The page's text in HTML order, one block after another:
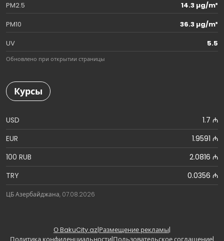
PM2.5
14.3 µg/m³
PM10
36.3 µg/m³
UV
5.5
Обновлено при открытии страницы
Курсы
USD
1.7 ₼
EUR
1.9591 ₼
100 RUB
2.0816 ₼
TRY
0.0356 ₼
ЦБ Азербайджана, 07.08.2026
О BakuCity.az|Размещение рекламы|